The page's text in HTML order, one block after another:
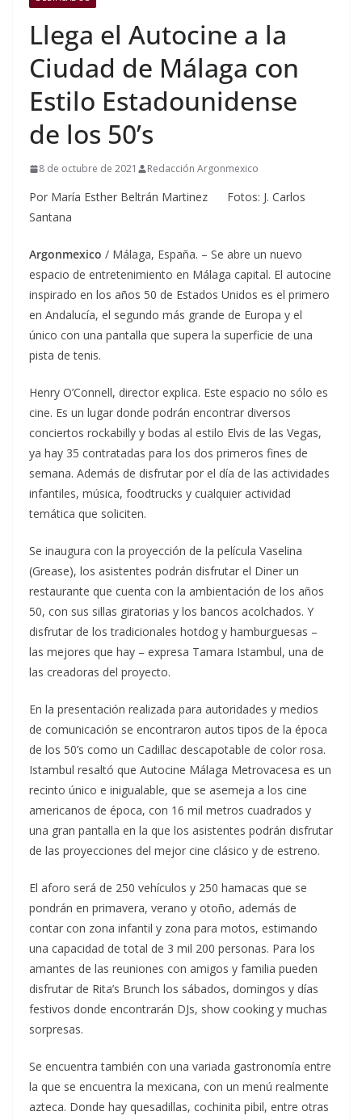
Llega el Autocine a la
Ciudad de Málaga con
Estilo Estadounidense
de los 50’s
8 de octubre de 2021 Redacción Argonmexico
Por María Esther Beltrán Martinez Fotos: J. Carlos
Santana
Argonmexico / Málaga, España. – Se abre un nuevo
espacio de entretenimiento en Málaga capital. El autocine
inspirado en los años 50 de Estados Unidos es el primero
en Andalucía, el segundo más grande de Europa y el
único con una pantalla que supera la superficie de una
pista de tenis.
Henry O’Connell, director explica. Este espacio no sólo es
cine. Es un lugar donde podrán encontrar diversos
conciertos rockabilly y bodas al estilo Elvis de las Vegas,
ya hay 35 contratadas para los dos primeros fines de
semana. Además de disfrutar por el día de las actividades
infantiles, música, foodtrucks y cualquier actividad
temática que soliciten.
Se inaugura con la proyección de la película Vaselina
(Grease), los asistentes podrán disfrutar el Diner un
restaurante que cuenta con la ambientación de los años
50, con sus sillas giratorias y los bancos acolchados. Y
disfrutar de los tradicionales hotdog y hamburguesas –
las mejores que hay – expresa Tamara Istambul, una de
las creadoras del proyecto.
En la presentación realizada para autoridades y medios
de comunicación se encontraron autos tipos de la época
de los 50’s como un Cadillac descapotable de color rosa.
Istambul resaltó que Autocine Málaga Metrovacesa es un
recinto único e inigualable, que se asemeja a los cine
americanos de época, con 16 mil metros cuadrados y
una gran pantalla en la que los asistentes podrán disfrutar
de las proyecciones del mejor cine clásico y de estreno.
El aforo será de 250 vehículos y 250 hamacas que se
pondrán en primavera, verano y otoño, además de
contar con zona infantil y zona para motos, estimando
una capacidad de total de 3 mil 200 personas. Para los
amantes de las reuniones con amigos y familia pueden
disfrutar de Rita’s Brunch los sábados, domingos y días
festivos donde encontrarán DJs, show cooking y muchas
sorpresas.
Se encuentra también con una variada gastronomía entre
la que se encuentra la mexicana, con un menú realmente
azteca. Donde hay quesadillas, cochinita pibil, entre otras